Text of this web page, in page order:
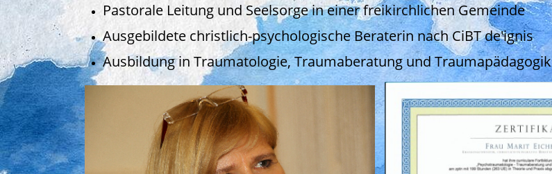
Pastorale Leitung und Seelsorge in einer freikirchlichen Gemeinde
Ausgebildete christlich-psychologische Beraterin nach CiBT de'ignis
Ausbildung in Traumatologie, Traumaberatung und Traumapädagogik